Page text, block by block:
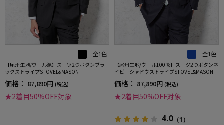
全1色
【尾州生地/ウール混】スーツ2つボタンブラ
ックストライプSTOVEL&MASON
価格： 87,890円 (税込)
★2着目50%OFF対象
全1色
【尾州生地/ウール100％】スーツ2つボタンネ
イビーシャドウストライプSTOVEL&MASON
価格： 87,890円 (税込)
★2着目50%OFF対象
4.0 （1）